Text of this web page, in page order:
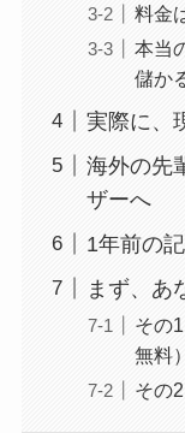
料金
本当
儲か
実際に、
海外の先
ザーへ
1年前の
まず、あ
その
無料）
その